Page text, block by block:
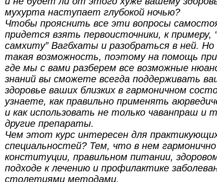
мухурта наступает глубокой ночью?
Чтобы прояснить все эти вопросы
придется взять первоисточники, к
самхиту” Вагбхаты и разобраться в ней.
такая возможность, поэтому на помощь
где мы с вами разберем все возможные
знаний вы сможете всегда поддерживать
здоровье ваших близких в гармоничном
узнаете, как правильно применять
и как использовать не только чаванпраш и
другие препараты.
Чем этот курс интересен для
специальностей? Тем, что в нем
конституции, правильном питании,
подходе к лечению и профилактике
столетиями методами.